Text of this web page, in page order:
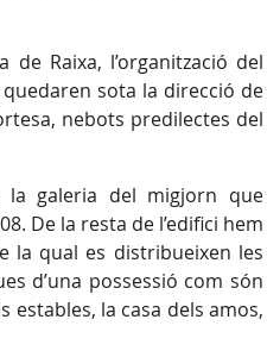
de Raixa, l’organització del
sota la direcció de
nebots predilectes del
la galeria del migjorn que
De la resta de l’edifici hem
la qual es distribueixen les
d’una possessió com són
estables, la casa dels amos,